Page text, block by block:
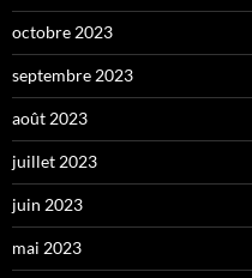
octobre 2023
septembre 2023
août 2023
juillet 2023
juin 2023
mai 2023